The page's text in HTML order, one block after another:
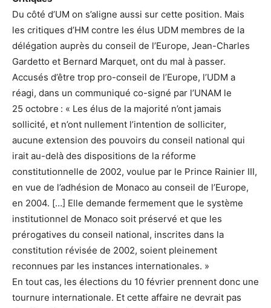
Du côté d’UM on s’aligne aussi sur cette position. Mais
les critiques d’HM contre les élus UDM membres de la
délégation auprès du conseil de l’Europe, Jean-Charles
Gardetto et Bernard Marquet, ont du mal à passer.
Accusés d’être trop pro-conseil de l’Europe, l’UDM a
réagi, dans un communiqué co-signé par l’UNAM le
25 octobre : « Les élus de la majorité n’ont jamais
sollicité, et n’ont nullement l’intention de solliciter,
aucune extension des pouvoirs du conseil national qui
irait au-delà des dispositions de la réforme
constitutionnelle de 2002, voulue par le Prince Rainier III,
en vue de l’adhésion de Monaco au conseil de l’Europe,
en 2004. […] Elle demande fermement que le système
institutionnel de Monaco soit préservé et que les
prérogatives du conseil national, inscrites dans la
constitution révisée de 2002, soient pleinement
reconnues par les instances internationales. »
En tout cas, les élections du 10 février prennent donc une
tournure internationale. Et cette affaire ne devrait pas